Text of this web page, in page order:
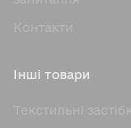
Контакти
Інші товари
Текстильні